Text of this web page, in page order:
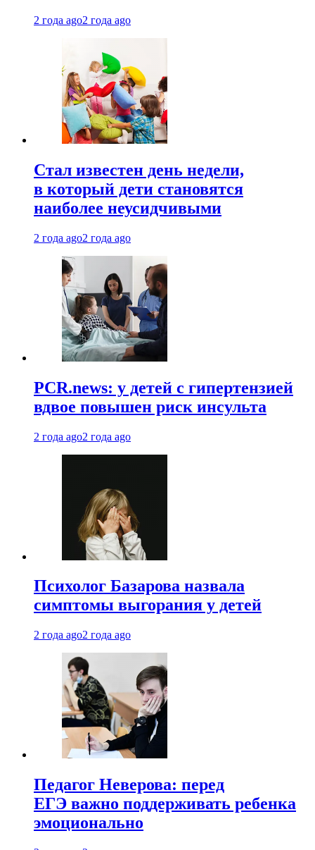
2 года ago2 года ago
Стал известен день недели,
в который дети становятся
наиболее неусидчивыми
2 года ago2 года ago
PCR.news: у детей с гипертензией
вдвое повышен риск инсульта
2 года ago2 года ago
Психолог Базарова назвала
симптомы выгорания у детей
2 года ago2 года ago
Педагог Неверова: перед
ЕГЭ важно поддерживать ребенка
эмоционально